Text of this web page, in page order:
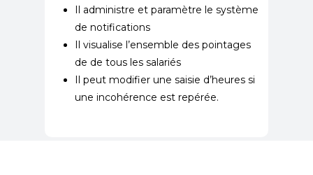
​​Il administre et paramètre le système
de notifications
​Il visualise l’ensemble des pointages
de de tous les salariés
​Il peut modifier une saisie d’heures si
une incohérence est repérée.